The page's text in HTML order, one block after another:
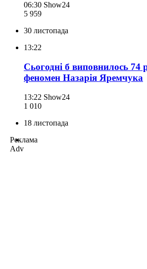
06:30 Show24
5 959
30 листопада
13:22
Сьогодні б виповнилось 74
феномен Назарія Яремчука
13:22 Show24
1 010
18 листопада
Реклама
Adv